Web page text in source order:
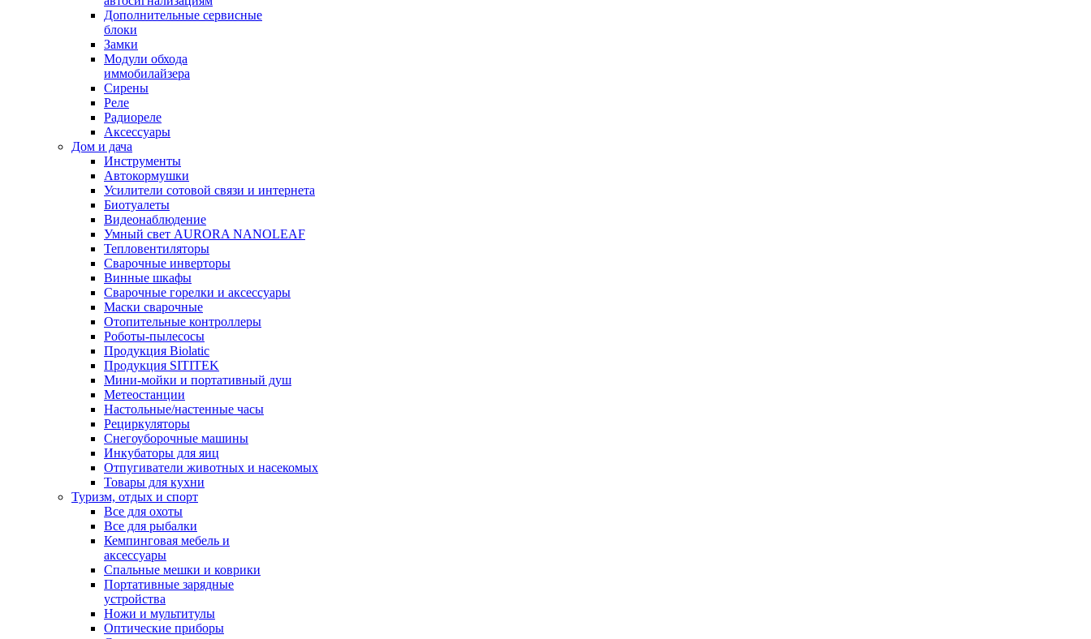
Дополнительные сервисные
блоки
Замки
Модули обхода
иммобилайзера
Сирены
Реле
Радиореле
Аксессуары
Дом и дача
Инструменты
Автокормушки
Усилители сотовой связи и интернета
Биотуалеты
Видеонаблюдение
Умный свет AURORA NANOLEAF
Тепловентиляторы
Сварочные инверторы
Винные шкафы
Сварочные горелки и аксессуары
Маски сварочные
Отопительные контроллеры
Роботы-пылесосы
Продукция Biolatic
Продукция SITITEK
Мини-мойки и портативный душ
Метеостанции
Настольные/настенные часы
Рециркуляторы
Снегоуборочные машины
Инкубаторы для яиц
Отпугиватели животных и насекомых
Товары для кухни
Туризм, отдых и спорт
Все для охоты
Все для рыбалки
Кемпинговая мебель и
аксессуары
Спальные мешки и коврики
Портативные зарядные
устройства
Ножи и мультитулы
Оптические приборы